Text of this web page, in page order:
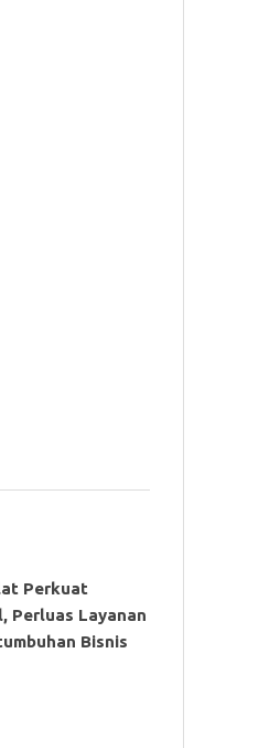
Perkuat
Perluas Layanan
Bisnis